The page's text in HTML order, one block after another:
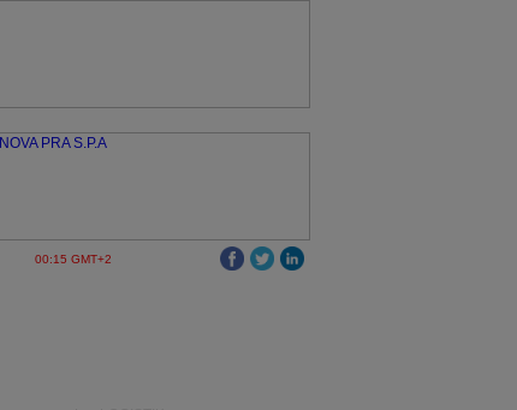
00:15 GMT+2